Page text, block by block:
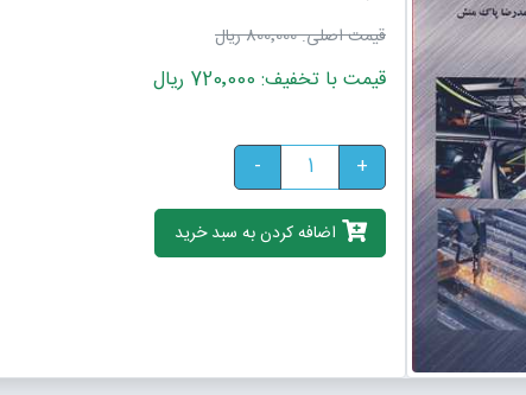
قیمت اصلی:800٬000 ریال
قیمت با تخفیف: 720٬000 ریال
+
-
اضافه کردن به سبد خرید